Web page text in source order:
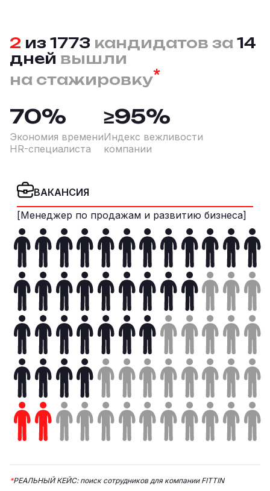
2 из 1773 кандидатов за 14
дней вышли
на стажировку*
70%
Экономия времени
HR-специалиста
≥95%
Индекс вежливости
компании
ВАКАНСИЯ
[Менеджер по продажам и развитию бизнеса]
*РЕАЛЬНЫЙ КЕЙС: поиск сотрудников для компании FITTIN